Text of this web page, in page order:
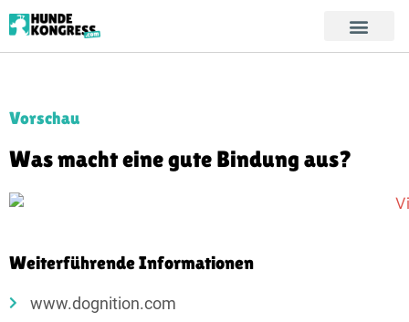
Vorschau
Was macht eine gute Bindung aus?
Weiterführende Informationen
www.dognition.com